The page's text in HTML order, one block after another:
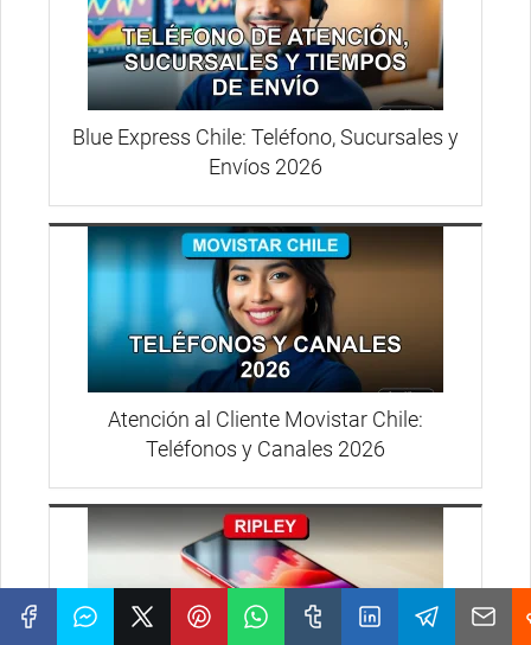
Blue Express Chile: Teléfono, Sucursales y
Envíos 2026
Atención al Cliente Movistar Chile:
Teléfonos y Canales 2026